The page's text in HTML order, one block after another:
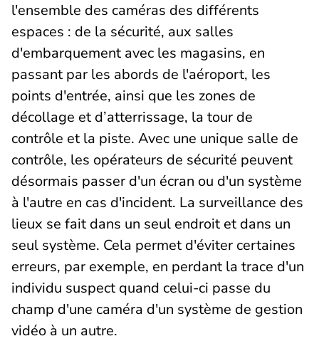
l'ensemble des caméras des différents
espaces : de la sécurité, aux salles
d'embarquement avec les magasins, en
passant par les abords de l'aéroport, les
points d'entrée, ainsi que les zones de
décollage et d’atterrissage, la tour de
contrôle et la piste. Avec une unique salle de
contrôle, les opérateurs de sécurité peuvent
désormais passer d'un écran ou d'un système
à l'autre en cas d'incident. La surveillance des
lieux se fait dans un seul endroit et dans un
seul système. Cela permet d'éviter certaines
erreurs, par exemple, en perdant la trace d'un
individu suspect quand celui-ci passe du
champ d'une caméra d'un système de gestion
vidéo à un autre.